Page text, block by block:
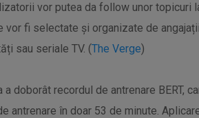
vor putea da follow unor topicuri
vor fi selectate și organizate de
sau seriale TV. (The Verge)
doborât recordul de antrenare BERT,
antrenare în doar 53 de minute.